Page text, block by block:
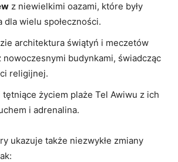
z niewielkimi oazami, które były
dla wielu społeczności.
architektura świątyń i meczetów
nowoczesnymi budynkami, świadcząc
religijnej.
tętniące życiem plaże Tel Awiwu z ich
i adrenalina.
ukazuje także niezwykłe zmiany